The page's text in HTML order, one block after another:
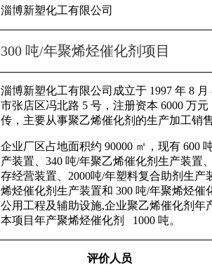
淄博新塑化工有限公司
300 吨/年聚烯烃催化剂项目
淄博新塑化工有限公司成立于 1997 年 8 月
市张店区冯北路 5 号，注册资本 6000 万元
传，主要从事聚乙烯催化剂的生产加工销
企业厂区占地面积约 90000 ㎡，现有 600
产装置、 340 吨/年聚乙烯催化剂生产装置
存经营装置、 2000吨/年塑料复合助剂生产
烯烃催化剂生产装置和 300 吨/年聚烯烃催
公用工程及辅助设施,企业聚乙烯催化剂年
本项目年产聚烯烃催化剂
1000 吨。
评价人员